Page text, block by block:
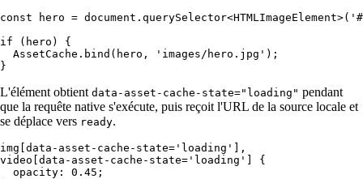
const hero =
if (hero) {
  AssetCache.bind(hero, 'images/hero.jpg');
L'élément obtient data-asset-cache-state="loading" pendant
que la requête native s'exécute, puis reçoit l'URL de la source locale et
se déplace vers ready.
img[data-asset-cache-state='loading'],
video[data-asset-cache-state='loading'] {
  opacity: 0.45;